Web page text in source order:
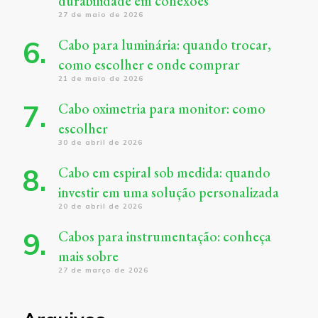
27 de maio de 2026
Cabo para luminária: quando trocar,
como escolher e onde comprar
21 de maio de 2026
Cabo oximetria para monitor: como
escolher
30 de abril de 2026
Cabo em espiral sob medida: quando
investir em uma solução personalizada
20 de abril de 2026
Cabos para instrumentação: conheça
mais sobre
27 de março de 2026